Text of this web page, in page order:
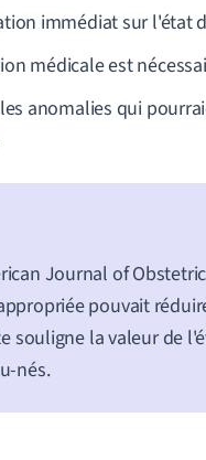
immédiat sur l'état
médicale est
anomalies qui
Journal of
pouvait
souligne la valeur de
nés.